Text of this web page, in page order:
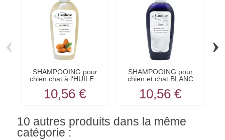
SHAMPOOING pour
chien chat à l'HUILE...
10,56 €
SHAMPOOING pour
chien et chat BLANC
10,56 €
‹ ›
10 autres produits dans la même
catégorie :